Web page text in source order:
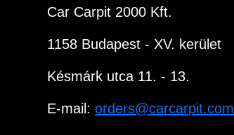
Car Carpit 2000 Kft.
1158 Budapest - XV. kerület
Késmárk utca 11. - 13.
E-mail:orders@carcarpit.com